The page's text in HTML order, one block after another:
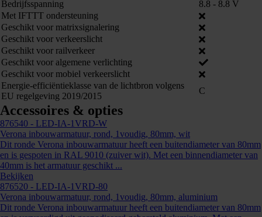
Bedrijfsspanning
8.8 - 8.8 V
Met IFTTT ondersteuning
Geschikt voor matrixsignalering
Geschikt voor verkeerslicht
Geschikt voor railverkeer
Geschikt voor algemene verlichting
Geschikt voor mobiel verkeerslicht
Energie-efficiëntieklasse van de lichtbron volgens
EU regelgeving 2019/2015
C
Accessoires & opties
876540 - LED-IA-1VRD-W
Verona inbouwarmatuur, rond, 1voudig, 80mm, wit
Dit ronde Verona inbouwarmatuur heeft een buitendiameter van 80mm
en is gespoten in RAL 9010 (zuiver wit). Met een binnendiameter van
40mm is het armatuur geschikt ...
Bekijken
876520 - LED-IA-1VRD-80
Verona inbouwarmatuur, rond, 1voudig, 80mm, aluminium
Dit ronde Verona inbouwarmatuur heeft een buitendiameter van 80mm
863571